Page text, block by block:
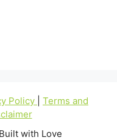
Policy
Terms and
with Love